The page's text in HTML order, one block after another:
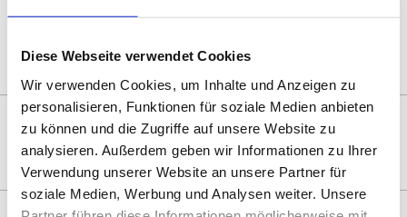
Diese Webseite verwendet Cookies
Wir verwenden Cookies, um Inhalte und Anzeigen zu
personalisieren, Funktionen für soziale Medien anbieten
zu können und die Zugriffe auf unsere Website zu
analysieren. Außerdem geben wir Informationen zu Ihrer
Verwendung unserer Website an unsere Partner für
soziale Medien, Werbung und Analysen weiter. Unsere
DAS KÖNNTE SIE AUCH
INTERESSIEREN